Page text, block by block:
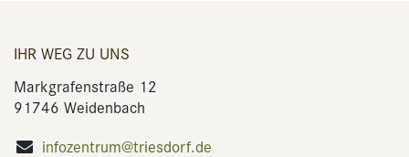
IHR WEG ZU UNS
Markgrafenstraße 12
91746 Weidenbach
infozentrum@triesdorf.de